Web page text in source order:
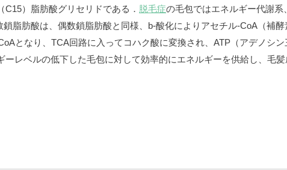
）脂肪酸グリセリドである． 脱毛症の毛包ではエネルギー代謝
脂肪酸は、偶数鎖脂肪酸と同様、b-酸化によりアセチル-CoA（補
となり、TCA回路に入ってコハク酸に変換され、ATP（アデノシン
レベルの低下した毛包に対して効率的にエネルギーを供給し、毛髪